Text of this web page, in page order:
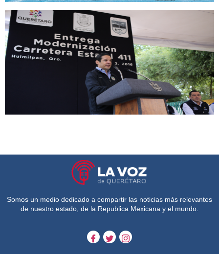
Somos un medio dedicado a compartir las noticias más relevantes
de nuestro estado, de la Republica Mexicana y el mundo.